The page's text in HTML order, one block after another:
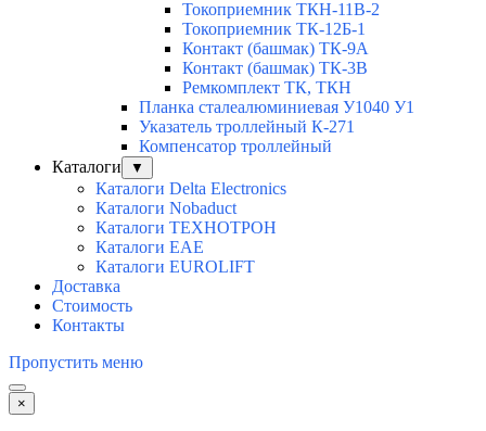
Токоприемник ТКН-11В-2
Токоприемник ТК-12Б-1
Контакт (башмак) ТК-9А
Контакт (башмак) ТК-3В
Ремкомплект ТК, ТКН
Планка сталеалюминиевая У1040 У1
Указатель троллейный К-271
Компенсатор троллейный
Каталоги
▼
Каталоги Delta Electronics
Каталоги Nobaduct
Каталоги ТЕХНОТРОН
Каталоги EAE
Каталоги EUROLIFT
Доставка
Стоимость
Контакты
Пропустить меню
×